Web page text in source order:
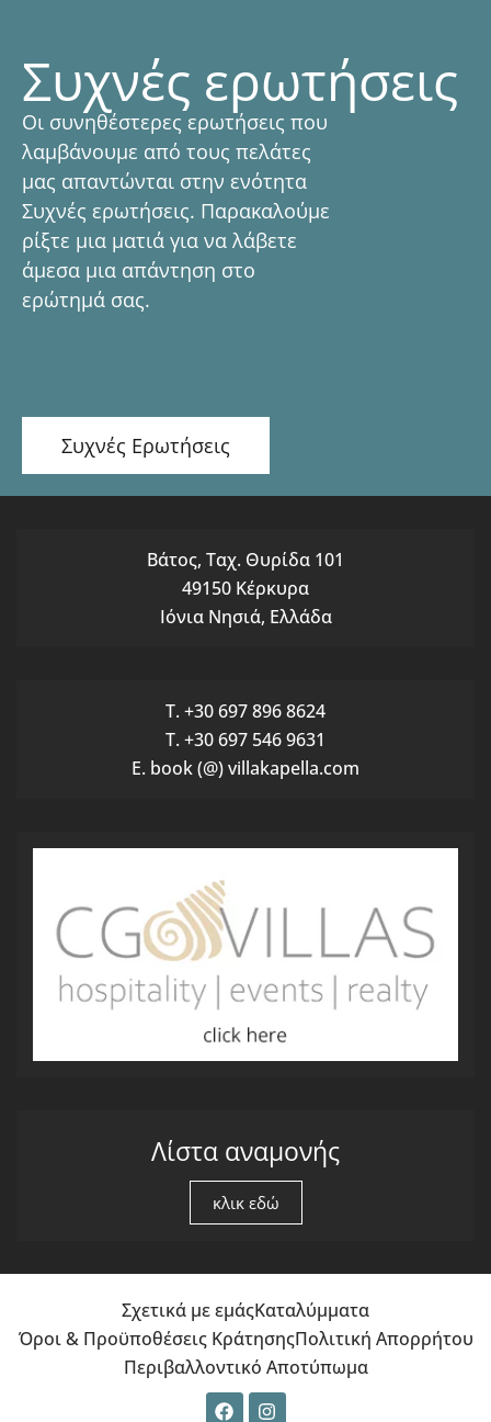
Συχνές ερωτήσεις
Οι συνηθέστερες ερωτήσεις που
λαμβάνουμε από τους πελάτες
μας απαντώνται στην ενότητα
Συχνές ερωτήσεις. Παρακαλούμε
ρίξτε μια ματιά για να λάβετε
άμεσα μια απάντηση στο
ερώτημά σας.
Συχνές Ερωτήσεις
Βάτος, Ταχ. Θυρίδα 101
49150 Κέρκυρα
Ιόνια Νησιά, Ελλάδα
T. +30 697 896 8624
T. +30 697 546 9631
E. book (@) villakapella.com
Λίστα αναμονής
κλικ εδώ
Σχετικά με εμάςΚαταλύμματα
Όροι & Προϋποθέσεις ΚράτησηςΠολιτική Απορρήτου
Περιβαλλοντικό Αποτύπωμα